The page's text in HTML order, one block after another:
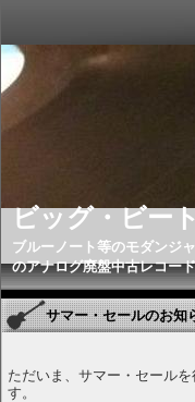
ビッグ・ビー
ブルーノート等のモダンジ
のアナログ廃盤中古レコー
サマー・セールのお知
ただいま、サマー・セールを
す。